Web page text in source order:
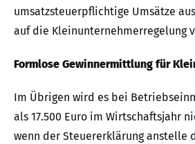
umsatzsteuerpflichtige Umsätze
auf die Kleinunternehmerregelung
Formlose Gewinnermittlung für
Im Übrigen wird es bei
als 17.500 Euro im Wirtschaftsjahr
wenn der Steuererklärung anstelle